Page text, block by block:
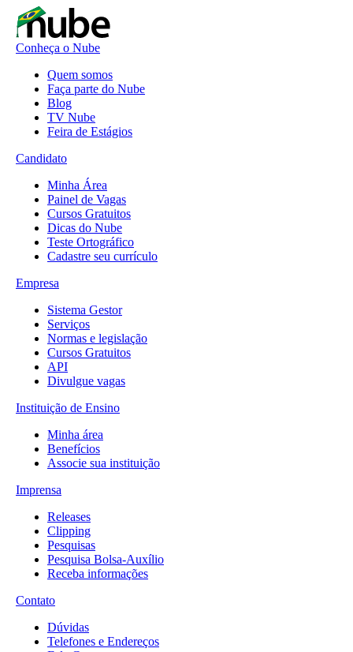
Conheça o Nube
Quem somos
Faça parte do Nube
Blog
TV Nube
Feira de Estágios
Candidato
Minha Área
Painel de Vagas
Cursos Gratuitos
Dicas do Nube
Teste Ortográfico
Cadastre seu currículo
Empresa
Sistema Gestor
Serviços
Normas e legislação
Cursos Gratuitos
API
Divulgue vagas
Instituição de Ensino
Minha área
Benefícios
Associe sua instituição
Imprensa
Releases
Clipping
Pesquisas
Pesquisa Bolsa-Auxílio
Receba informações
Contato
Dúvidas
Telefones e Endereços